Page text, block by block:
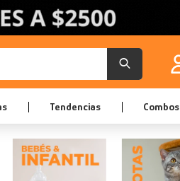
Tendencias Combos